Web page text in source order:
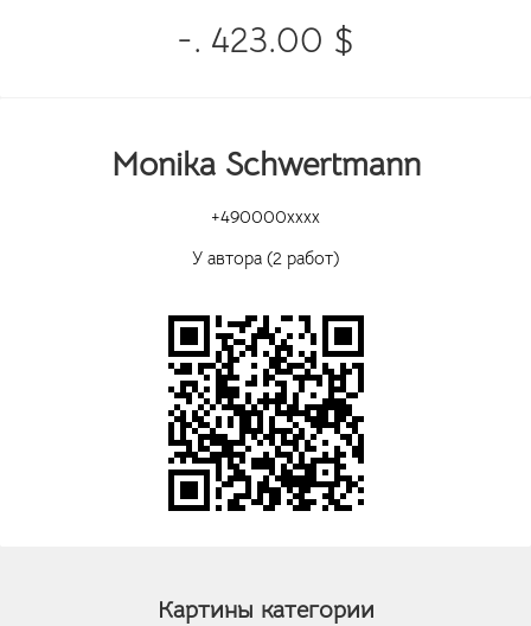
-. 423.00 $
Monika Schwertmann
+490000xxxx
У автора (2 работ)
Картины категории